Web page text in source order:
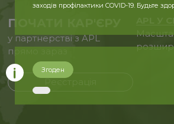
ПОЧАТИ КАР'ЄРУ
у партнерстві з APL
прямо зараз
Реєстрація
заходів профілактики COVID-19. Будьте
Згоден